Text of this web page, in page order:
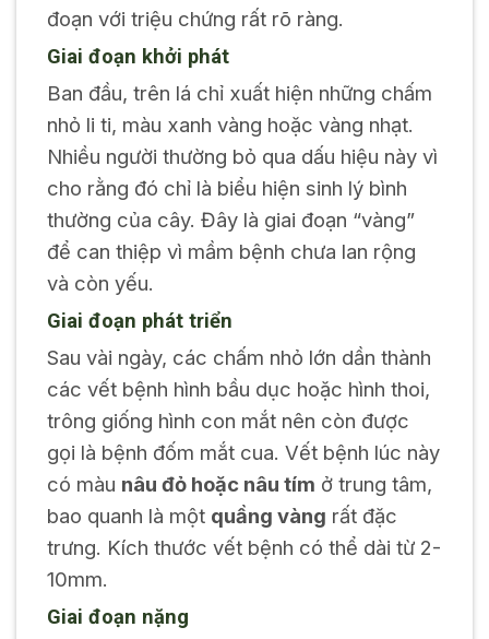
đoạn với triệu chứng rất rõ ràng.
Giai đoạn khởi phát
Ban đầu, trên lá chỉ xuất hiện những chấm
nhỏ li ti, màu xanh vàng hoặc vàng nhạt.
Nhiều người thường bỏ qua dấu hiệu này vì
cho rằng đó chỉ là biểu hiện sinh lý bình
thường của cây. Đây là giai đoạn “vàng”
để can thiệp vì mầm bệnh chưa lan rộng
và còn yếu.
Giai đoạn phát triển
Sau vài ngày, các chấm nhỏ lớn dần thành
các vết bệnh hình bầu dục hoặc hình thoi,
trông giống hình con mắt nên còn được
gọi là bệnh đốm mắt cua. Vết bệnh lúc này
có màu nâu đỏ hoặc nâu tím ở trung tâm,
bao quanh là một quầng vàng rất đặc
trưng. Kích thước vết bệnh có thể dài từ 2-
10mm.
Giai đoạn nặng